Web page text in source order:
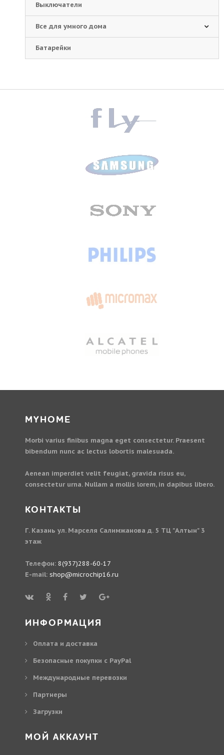
Выключатели
Все для умного дома
Батарейки
MYHOME
Morbi varius finibus magna eget consectetur. Praesent
bibendum nunc ac lectus lobortis malesuada.
Aenean imperdiet velit feugiat, gravida risus eu,
consectetur urna. Nullam a mollis lorem, in dapibus libero.
КОНТАКТЫ
Г. Казань ул. Марселя Салимжанова д. 5 ТЦ "Алтын" 3
этаж
Телефон: 8(937)288-60-17
E-mail: shop@microchip16.ru
ИНФОРМАЦИЯ
Оплата и доставка
Безопасные покупки с PayPal
Международные перевозки
Партнеры
Загрузки
МОЙ АККАУНТ